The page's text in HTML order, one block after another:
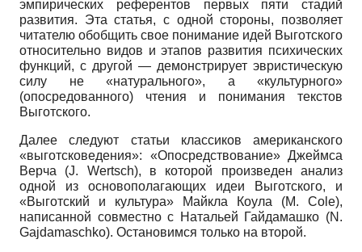
эмпирических референтов первых пяти стадий
развития. Эта статья, с одной стороны, позволяет
читателю обобщить свое понимание идей Выготского
относительно видов и этапов развития психических
функций, с другой — демонстрирует эвристическую
силу не «натурального», а «культурного»
(опосредованного) чтения и понимания текстов
Выготского.
Далее следуют статьи классиков американского
«выготсковедения»: «Опосредствование» Джеймса
Верча (J. Wertsch), в которой произведен анализ
одной из основополагающих идеи Выготского, и
«Выготский и культура» Майкла Коула (М. Cole),
написанной совместно с Натальей Гайдамашко (N.
Gajdamaschko). Остановимся только на второй.